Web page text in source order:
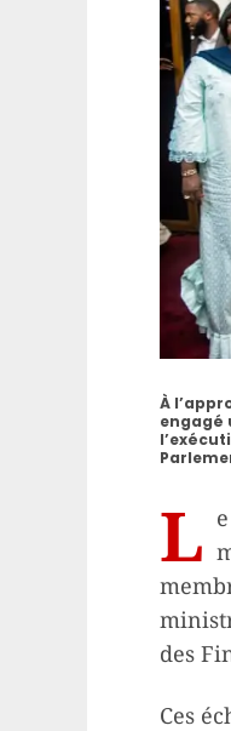
À
engagé
L
des
Ces